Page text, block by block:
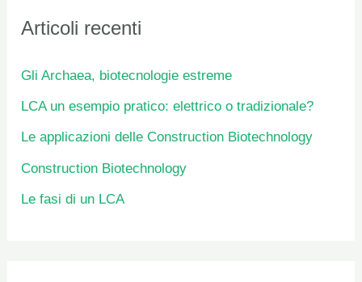
Articoli recenti
Gli Archaea, biotecnologie estreme
LCA un esempio pratico: elettrico o tradizionale?
Le applicazioni delle Construction Biotechnology
Construction Biotechnology
Le fasi di un LCA